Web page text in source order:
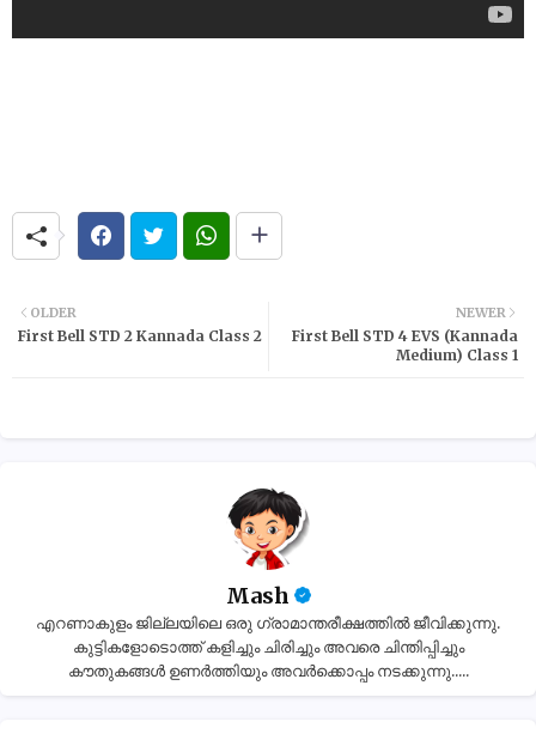
NEWER
First Bell STD 4 EVS (Kannada
Medium) Class 1
OLDER
First Bell STD 2 Kannada Class 2
Mash
എറണാകുളം ജില്ലയിലെ ഒരു ഗ്രാമാന്തരീക്ഷത്തിൽ ജീവിക്കുന്നു.
കുട്ടികളോടൊത്ത് കളിച്ചും ചിരിച്ചും അവരെ ചിന്തിപ്പിച്ചും
കൗതുകങ്ങൾ ഉണർത്തിയും അവർക്കൊപ്പം നടക്കുന്നു.....